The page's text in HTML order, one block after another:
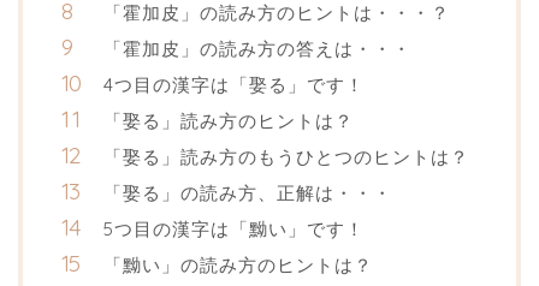
「霍加皮」の読み方のヒントは・・・？
「霍加皮」の読み方の答えは・・・
4つ目の漢字は「娶る」です！
「娶る」読み方のヒントは？
「娶る」読み方のもうひとつのヒントは？
「娶る」の読み方、正解は・・・
5つ目の漢字は「黝い」です！
「黝い」の読み方のヒントは？